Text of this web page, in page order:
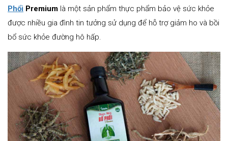
Phổi Premium là một sản phẩm thực phẩm bảo vệ sức khỏe
được nhiều gia đình tin tưởng sử dụng để hỗ trợ giảm ho và bồi
bổ sức khỏe đường hô hấp.